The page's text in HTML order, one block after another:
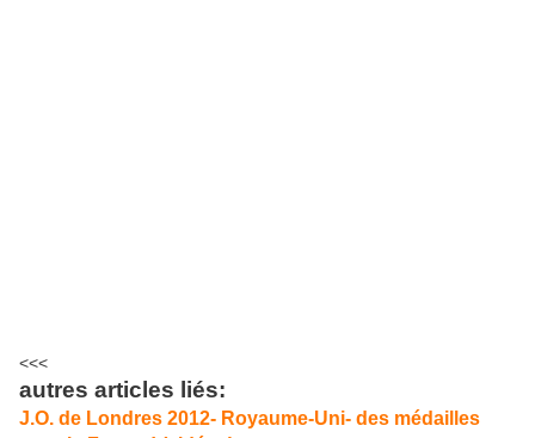
<<<
autres articles liés:
J.O. de Londres 2012- Royaume-Uni- des médailles